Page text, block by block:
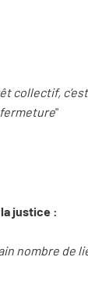
collectif,
"
justice :
nombre de